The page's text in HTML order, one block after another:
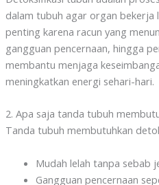
dalam tubuh agar organ bekerja
penting karena racun yang
gangguan pencernaan, hingga
membantu menjaga
meningkatkan energi sehari-hari.
2. Apa saja tanda tubuh
Tanda tubuh membutuhkan
Mudah lelah tanpa sebab
Gangguan pencernaan